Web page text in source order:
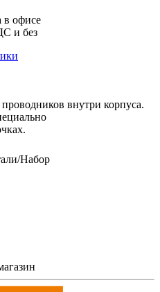
в офисе
и без
внутри корпуса.
Набор